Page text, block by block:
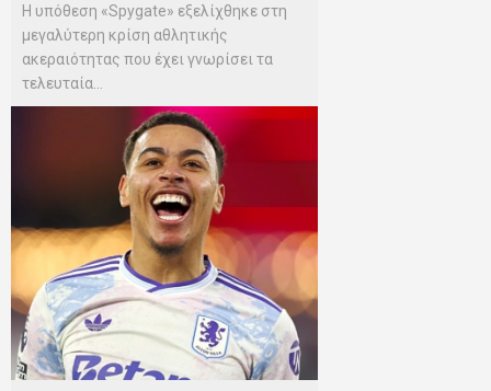
Η υπόθεση «Spygate» εξελίχθηκε στη
μεγαλύτερη κρίση αθλητικής
ακεραιότητας που έχει γνωρίσει τα
τελευταία...